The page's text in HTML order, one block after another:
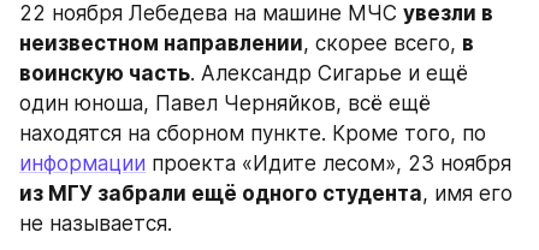
22 ноября Лебедева на машине МЧС увезли в
неизвестном направлении, скорее всего, в
воинскую часть. Александр Сигарье и ещё
один юноша, Павел Черняйков, всё ещё
информации
из МГУ забрали ещё одного студента, имя его
не называется.